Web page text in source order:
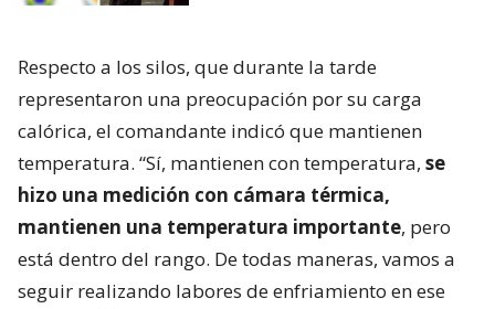
Respecto a los silos, que durante la tarde
representaron una preocupación por su carga
calórica, el comandante indicó que mantienen
temperatura. “Sí, mantienen con temperatura, se
hizo una medición con cámara térmica,
mantienen una temperatura importante, pero
está dentro del rango. De todas maneras, vamos a
seguir realizando labores de enfriamiento en ese